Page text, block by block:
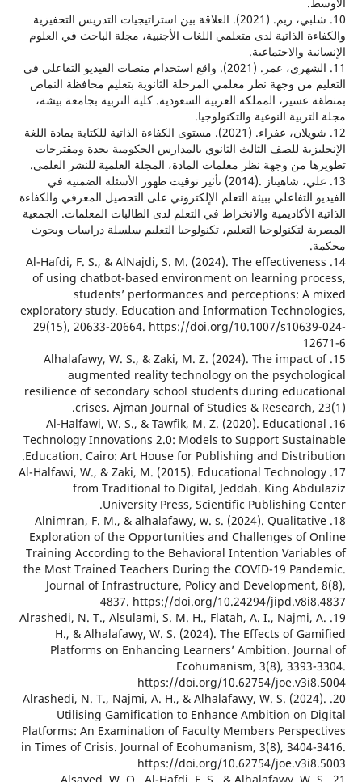
10. شلبي، ريم. (2021). العلاقة بين استراتيجيات التدريس التحفيزية
الذاتية لدى متعلمي اللغات الأجنبية، مجلة الباحث في العلوم
والاجتماعية.
11. الشهري، عمر. (2021). واقع استخدام منصات الفيديو التفاعلي في
من وجهة نظر معلمي المرحلة الثانوية بتعليم محافظة النماص
المملكة العربية السعودية. كلية التربية بجامعة بيشة،
النوعية والتكنولوجيا.
12. شويلان، عفراء. (2021). مستوى الكفاءة الذاتية للكتابة بمادة اللغة
للصف الثالث الثانوي بالمدارس الحكومية بجدة ومقترحات
من وجهة نظر معلمات المادة، المجلة العلمية للنشر العلمي.
13. علي، شاهيناز .(2014) تأثير توقيت ظهور الأسئلة الضمنية في
التفاعلي ببيئة التعلم الإلكتروني على التحصيل المعرفي والكفاءة
الأكاديمية والانخراط في التعلم لدى الطالبات المعلمات. الجمعية
لتكنولوجيا التعليم، تكنولوجيا التعليم سلسلة دراسات وبحوث
14. Al-Hafdi, F. S., & AlNajdi, S. M. (2024). The
of using chatbot-based environment on learning
students’ performances and perceptions: A
exploratory study. Education and Information
29(15), 20633-20664. https://doi.org/10.1007/
15. Alhalafawy, W. S., & Zaki, M. Z. (2024). The
augmented reality technology on the
resilience of secondary school students during
crises. Ajman Journal of Studies &
16. Al-Halfawi, W. S., & Tawfik, M. Z. (2020).
Technology Innovations 2.0: Models to Support
Education. Cairo: Art House for Publishing and
17. Al-Halfawi, W., & Zaki, M. (2015). Educational
from Traditional to Digital, Jeddah. King
University Press, Scientific Publishing
18. Alnimran, F. M., & alhalafawy, w. s. (2024).
Exploration of the Opportunities and Challenges of
Training According to the Behavioral Intention
the Most Trained Teachers During the COVID-19
Journal of Infrastructure, Policy and
4837. https://doi.org/10.24294/
19. Alrashedi, N. T., Alsulami, S. M. H., Flatah, A. I.,
H., & Alhalafawy, W. S. (2024). The Effects of
Platforms on Enhancing Learners’ Ambition.
Ecohumanism, 3(8),
https://doi.org/10.62754/
20. Alrashedi, N. T., Najmi, A. H., & Alhalafawy, W. S.
Utilising Gamification to Enhance Ambition on
Platforms: An Examination of Faculty Members
in Times of Crisis. Journal of Ecohumanism, 3(8),
https://doi.org/10.62754/